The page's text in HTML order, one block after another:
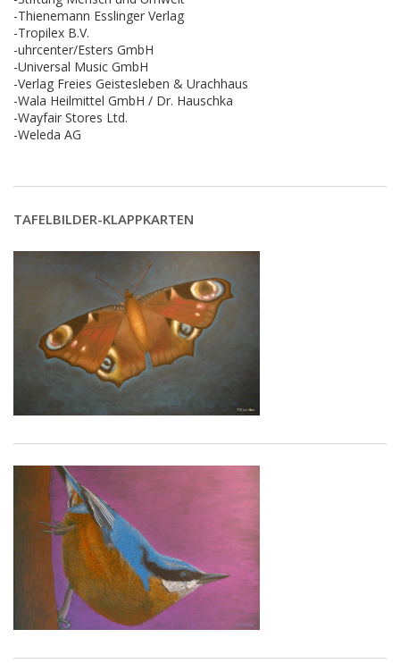
-Thienemann Esslinger Verlag
-Tropilex B.V.
-uhrcenter/Esters GmbH
-Universal Music GmbH
-Verlag Freies Geistesleben & Urachhaus
-Wala Heilmittel GmbH / Dr. Hauschka
-Wayfair Stores Ltd.
-Weleda AG
TAFELBILDER-KLAPPKARTEN